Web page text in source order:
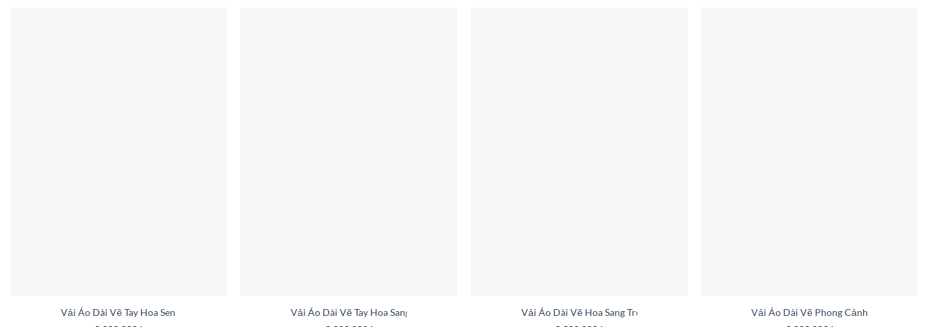
Vải Áo Dài Vẽ Tay Hoa Sen Thiết Kế 2025 AD V51027Vải Áo Dài Vẽ Tay Hoa Sang Trọng Sang Trọng AD V50972Vải Áo Dài Vẽ Hoa Sang Trọng Vừa Ra AD V51025
Vải Áo Dài Vẽ Phong Cảnh Vừa Ra AD